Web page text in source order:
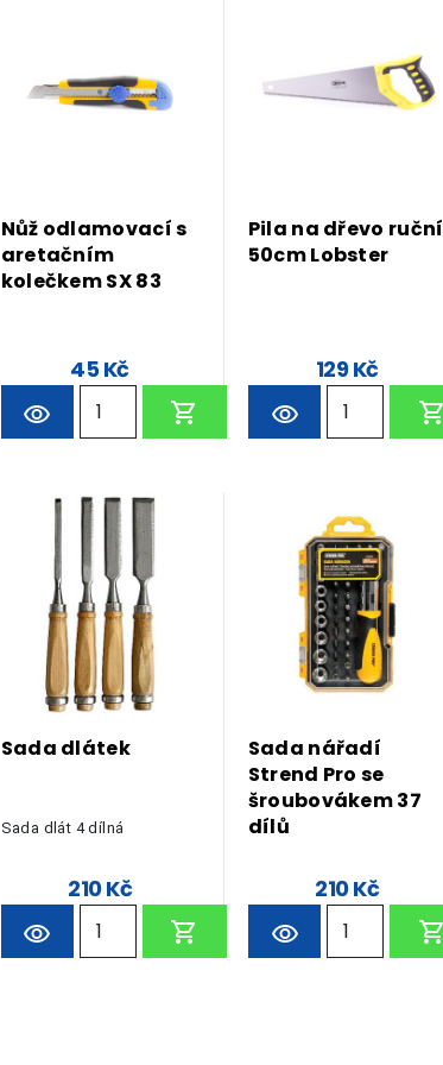
Nůž odlamovací s
aretačním
kolečkem SX 83
45 Kč
Pila na dřevo ruční
50cm Lobster
129 Kč
Sada dlátek
Sada dlát 4 dílná
210 Kč
Sada nářadí
Strend Pro se
šroubovákem 37
dílů
210 Kč